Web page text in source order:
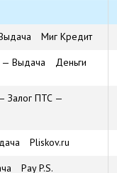
Миг Кредит
Деньги
Pliskov.ru
Pay P.S.